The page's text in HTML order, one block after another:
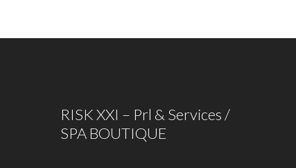
RISK XXI – Prl & Services /
SPA BOUTIQUE